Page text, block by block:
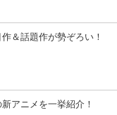
＆話題作が勢ぞろい！
アニメを一挙紹介！